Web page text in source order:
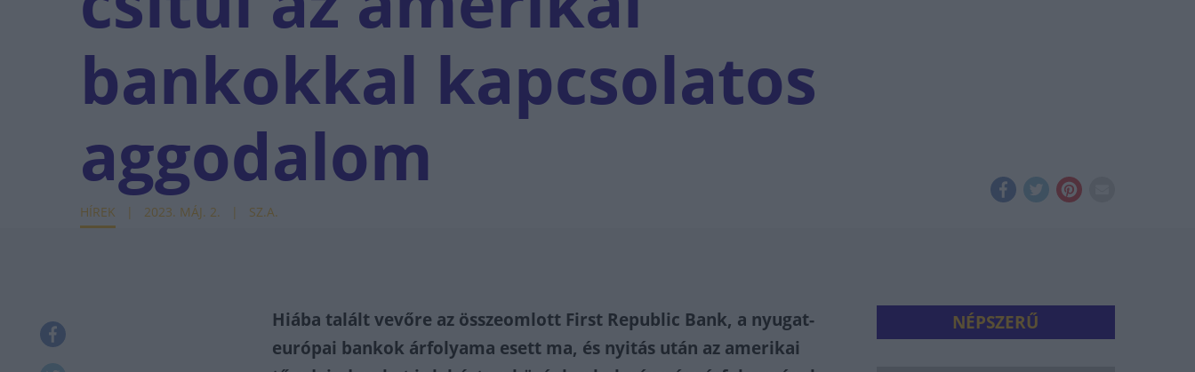
bankokkal kapcsolatos
aggodalom
HÍREK 2023. MÁJ. 2. SZ.A.
Hiába talált vevőre az összeomlott First Republic Bank, a nyugat-
európai bankok árfolyama esett ma, és nyitás után az amerikai
NÉPSZERŰ